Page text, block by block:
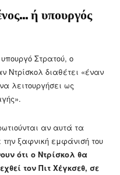
ή υπουργός
Στρατού, ο
Ντρίσκολ διαθέτει «έναν
λειτουργήσει ως
αν αυτά τα
ξαφνική εμφάνισή του
ότι ο Ντρίσκολ θα
τον Πιτ Χέγκσεθ, σε